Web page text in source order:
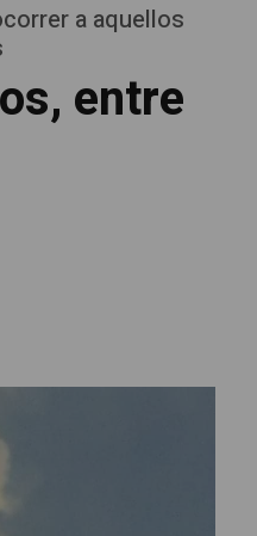
a aquellos
entre